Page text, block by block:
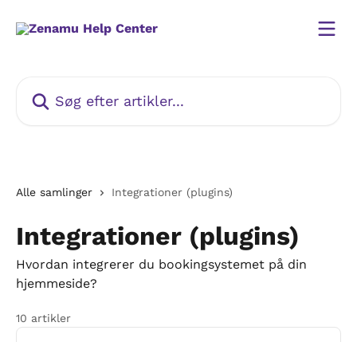
Alle samlinger Integrationer (plugins)
Integrationer (plugins)
Hvordan integrerer du bookingsystemet på din
hjemmeside?
10 artikler